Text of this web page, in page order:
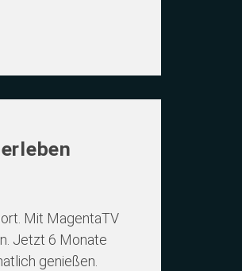
Mit MagentaTV
Jetzt 6 Monate
genießen.